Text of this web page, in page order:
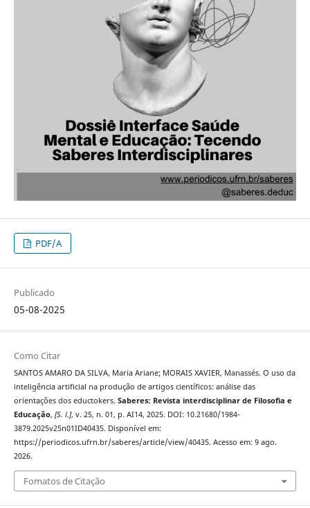
PDF/A
Publicado
05-08-2025
Como Citar
SANTOS AMARO DA SILVA, Maria Ariane; MORAIS XAVIER, Manassés. O uso da
inteligência artificial na produção de artigos científicos: análise das
orientações dos eductokers. Saberes: Revista interdisciplinar de Filosofia e
Educação, [S. l.], v. 25, n. 01, p. AI14, 2025. DOI: 10.21680/1984-
3879.2025v25n01ID40435. Disponível em:
https://periodicos.ufrn.br/saberes/article/view/40435. Acesso em: 9 ago.
2026.
Fomatos de Citação